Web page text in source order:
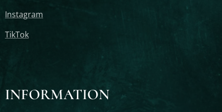
Instagram
TikTok
INFORMATION